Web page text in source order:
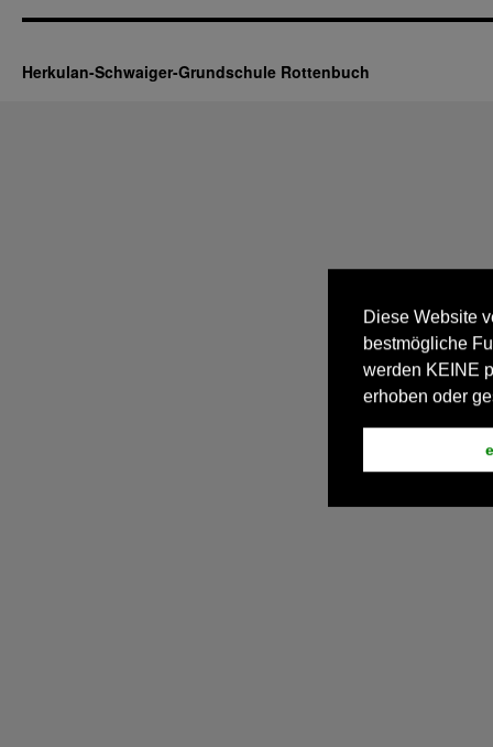
Herkulan-Schwaiger-Grundschule Rottenbuch
Diese Website
bestmögliche
werden KEINE
erhoben oder